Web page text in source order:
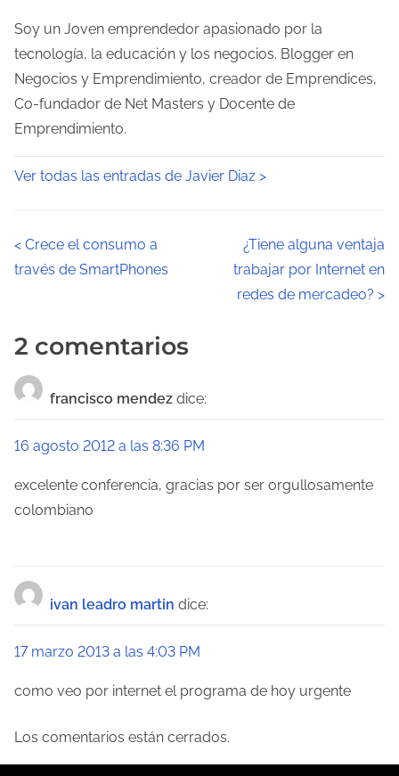
Soy un Joven emprendedor apasionado por la
tecnología, la educación y los negocios. Blogger en
Negocios y Emprendimiento, creador de Emprendices,
Co-fundador de Net Masters y Docente de
Emprendimiento.
Ver todas las entradas de Javier Diaz >
N
a
e
g
i
d
e
t
< Crece el consumo a
través de SmartPhones
¿Tiene alguna ventaja
trabajar por Internet en
redes de mercadeo? >
2 comentarios
francisco mendez dice:
16 agosto 2012 a las 8:36 PM
excelente conferencia, gracias por ser orgullosamente
colombiano
ivan leadro martin dice:
17 marzo 2013 a las 4:03 PM
como veo por internet el programa de hoy urgente
Los comentarios están cerrados.